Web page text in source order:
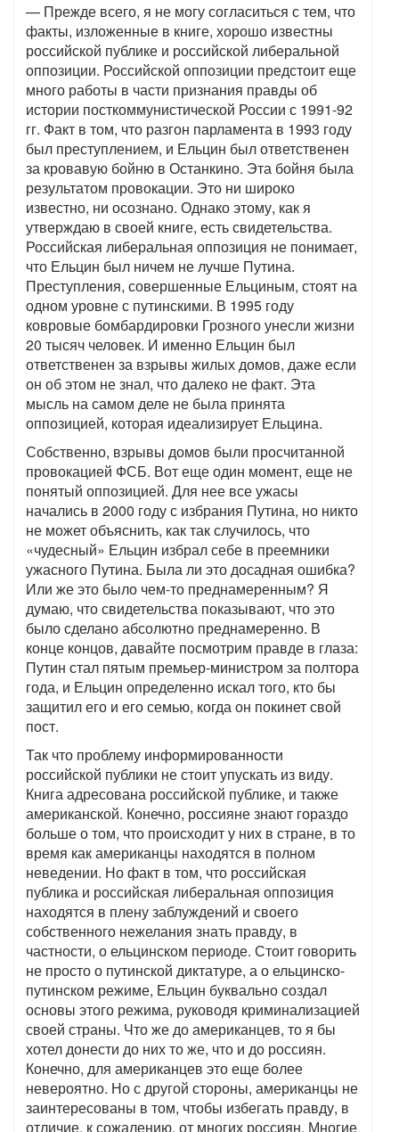
— Прежде всего, я не могу согласиться с тем, что
факты, изложенные в книге, хорошо известны
российской публике и российской либеральной
оппозиции. Российской оппозиции предстоит еще
много работы в части признания правды об
истории посткоммунистической России с 1991-92
гг. Факт в том, что разгон парламента в 1993 году
был преступлением, и Ельцин был ответственен
за кровавую бойню в Останкино. Эта бойня была
результатом провокации. Это ни широко
известно, ни осознано. Однако этому, как я
утверждаю в своей книге, есть свидетельства.
Российская либеральная оппозиция не понимает,
что Ельцин был ничем не лучше Путина.
Преступления, совершенные Ельциным, стоят на
одном уровне с путинскими. В 1995 году
ковровые бомбардировки Грозного унесли жизни
20 тысяч человек. И именно Ельцин был
ответственен за взрывы жилых домов, даже если
он об этом не знал, что далеко не факт. Эта
мысль на самом деле не была принята
оппозицией, которая идеализирует Ельцина.
Собственно, взрывы домов были просчитанной
провокацией ФСБ. Вот еще один момент, еще не
понятый оппозицией. Для нее все ужасы
начались в 2000 году с избрания Путина, но никто
не может объяснить, как так случилось, что
«чудесный» Ельцин избрал себе в преемники
ужасного Путина. Была ли это досадная ошибка?
Или же это было чем-то преднамеренным? Я
думаю, что свидетельства показывают, что это
было сделано абсолютно преднамеренно. В
конце концов, давайте посмотрим правде в глаза:
Путин стал пятым премьер-министром за полтора
года, и Ельцин определенно искал того, кто бы
защитил его и его семью, когда он покинет свой
пост.
Так что проблему информированности
российской публики не стоит упускать из виду.
Книга адресована российской публике, и также
американской. Конечно, россияне знают гораздо
больше о том, что происходит у них в стране, в то
время как американцы находятся в полном
неведении. Но факт в том, что российская
публика и российская либеральная оппозиция
находятся в плену заблуждений и своего
собственного нежелания знать правду, в
частности, о ельцинском периоде. Стоит говорить
не просто о путинской диктатуре, а о ельцинско-
путинском режиме, Ельцин буквально создал
основы этого режима, руководя криминализацией
своей страны. Что же до американцев, то я бы
хотел донести до них то же, что и до россиян.
Конечно, для американцев это еще более
невероятно. Но с другой стороны, американцы не
заинтересованы в том, чтобы избегать правду, в
отличие, к сожалению, от многих россиян. Многие